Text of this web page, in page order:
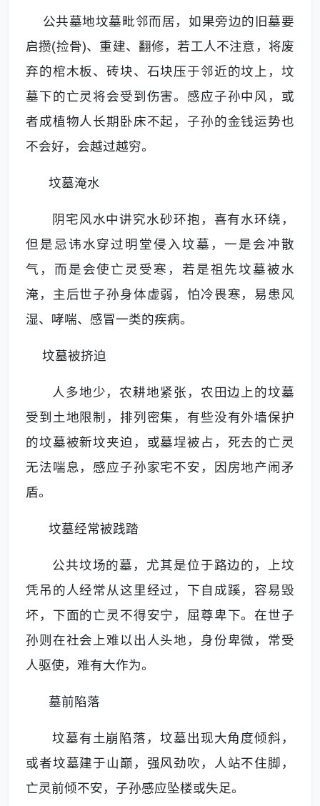
公共墓地坟墓毗邻而居，如果旁边的旧墓要
启攒(捡骨)、重建、翻修，若工人不注意，将废
弃的棺木板、砖块、石块压于邻近的坟上，坟
墓下的亡灵将会受到伤害。感应子孙中风，或
者成植物人长期卧床不起，子孙的金钱运势也
不会好，会越过越穷。
坟墓淹水
阴宅风水中讲究水砂环抱，喜有水环绕，
但是忌讳水穿过明堂侵入坟墓，一是会冲散
气，而是会使亡灵受寒，若是祖先坟墓被水
淹，主后世子孙身体虚弱，怕冷畏寒，易患风
湿、哮喘、感冒一类的疾病。
坟墓被挤迫
人多地少，农耕地紧张，农田边上的坟墓
受到土地限制，排列密集，有些没有外墙保护
的坟墓被新坟夹迫，或墓埕被占，死去的亡灵
无法喘息，感应子孙家宅不安，因房地产闹矛
盾。
坟墓经常被践踏
公共坟场的墓，尤其是位于路边的，上坟
凭吊的人经常从这里经过，下自成蹊，容易毁
坏，下面的亡灵不得安宁，屈尊卑下。在世子
孙则在社会上难以出人头地，身份卑微，常受
人驱使，难有大作为。
墓前陷落
坟墓有土崩陷落，坟墓出现大角度倾斜，
或者坟墓建于山巅，强风劲吹，人站不住脚，
亡灵前倾不安，子孙感应坠楼或失足。